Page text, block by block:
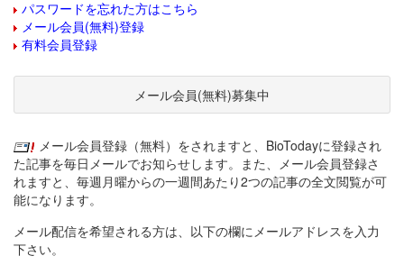
パスワードを忘れた方はこちら
メール会員(無料)登録
有料会員登録
メール会員(無料)募集中
メール会員登録（無料）をされますと、BioTodayに登録され
た記事を毎日メールでお知らせします。また、メール会員登録さ
れますと、毎週月曜からの一週間あたり2つの記事の全文閲覧が可
能になります。
メール配信を希望される方は、以下の欄にメールアドレスを入力
下さい。